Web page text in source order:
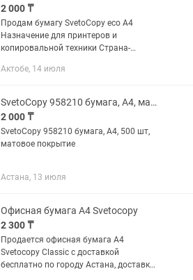
2 000 ₸
Продам бумагу SvetoCopy eco А4
Назначение для принтеров и
копировальной техники Страна-
м2 80 Количество листов в пачке 500
104...
Актобе, 14 июля
SvetoCopy 958210 бумага, A4, матовое покрытие
2 000 ₸
SvetoCopy 958210 бумага, A4, 500 шт,
матовое покрытие
Астана, 13 июля
Офисная бумага А4 Svetocopy
2 300 ₸
Продается офисная бумага А4
Svetocopy Classic с доставкой
бесплатно по городу Астана, доставка